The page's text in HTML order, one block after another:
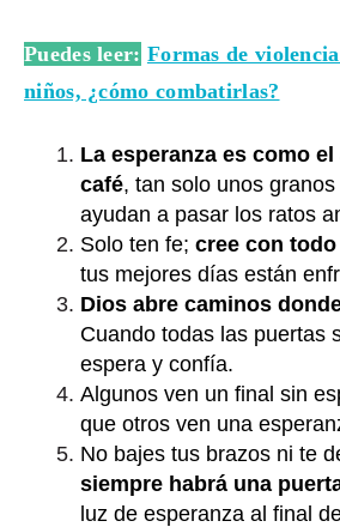
Puedes leer: Formas de
niños, ¿cómo combatirlas?
La esperanza es como el
café, tan solo unos
ayudan a pasar los ratos
Solo ten fe; cree con
tus mejores días están
Dios abre caminos
Cuando todas las puertas
espera y confía.
Algunos ven un final sin
que otros ven una
No bajes tus brazos ni te
siempre habrá una
luz de esperanza al final